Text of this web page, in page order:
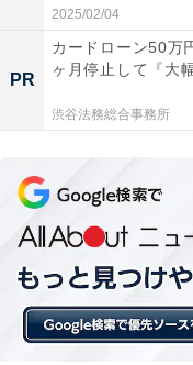
・自己最高記録……1
・目標タイム……1時
東京マラソン2018
対しての印象などを
「（現在のコンディ
す。フグ選手と一緒
した。（壇上の海外
ていた選手です。ダ
2025/02/04
PR
カードローン50万
ヶ月停止して『大
渋谷法務総合事務所